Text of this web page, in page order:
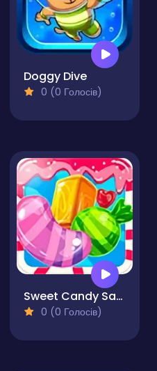
Doggy Dive
0 (0 Голосів)
Sweet Candy Saga
0 (0 Голосів)